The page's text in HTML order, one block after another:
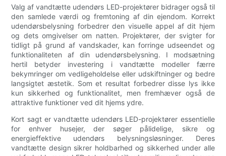
Valg af vandtætte udendørs LED-projektører bidrager også til
den samlede værdi og fremtoning af din ejendom. Korrekt
udendørsbelysning forbedrer den visuelle appel af dit hjem
og dets omgivelser om natten. Projektører, der svigter for
tidligt på grund af vandskader, kan forringe udseendet og
funktionaliteten af ​​din udendørsbelysning. I modsætning
hertil betyder investering i vandtætte modeller færre
bekymringer om vedligeholdelse eller udskiftninger og bedre
langsigtet æstetik. Som et resultat forbedrer disse lys ikke
kun sikkerhed og funktionalitet, men fremhæver også de
attraktive funktioner ved dit hjems ydre.
Kort sagt er vandtætte udendørs LED-projektører essentielle
for enhver husejer, der søger pålidelige, sikre og
energieffektive udendørs belysningsløsninger. Deres
vandtætte design sikrer holdbarhed og sikkerhed under alle